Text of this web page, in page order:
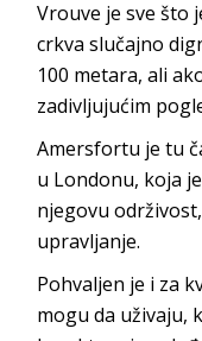
Vrouve je sve što
crkva slučajno
100 metara, ali
zadivljujućim
Amersfortu je tu
u Londonu, koja
njegovu
upravljanje.
Pohvaljen je i za
mogu da uživaju,